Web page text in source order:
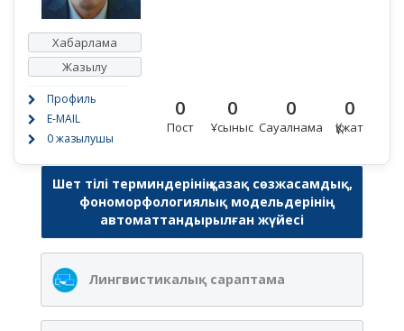
Хабарлама
Жазылу
Профиль
E-MAIL
0 жазылушы
0
Пост
0
Ұсыныс
0
Сауалнама
0
Құжат
Шет тілі терминдерінің қазақ сөзжасамдық,
фономорфологиялық модельдерінің
автоматтандырылған жүйесі
Лингвистикалық сараптама